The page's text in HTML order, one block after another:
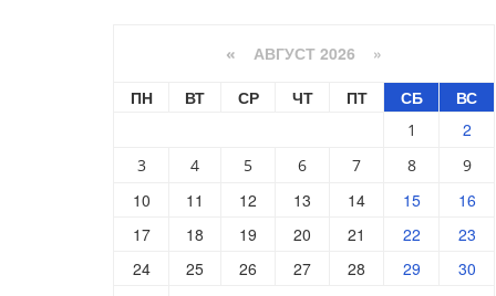
« АВГУСТ 2026 »
ПН
ВТ СР ЧТ ПТ СБ ВС
1 2
3 4 5 6 7 8 9
10 11 12 13 14 15
16
17
18 19 20 21 22
23
24
25 26 27 28 29
30